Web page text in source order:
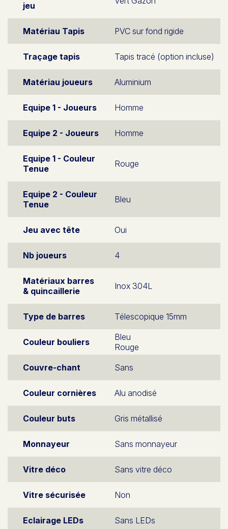
jeu
Matériau Tapis PVC sur fond rigide
Traçage tapis Tapis tracé (option incluse)
Matériau joueurs Aluminium
Equipe 1 - Joueurs Homme
Equipe 2 - Joueurs Homme
Equipe 1 - Couleur
Tenue
Rouge
Equipe 2 - Couleur
Tenue
Bleu
Jeu avec tête Oui
Nb joueurs 4
Matériaux barres
& quincaillerie
Inox 304L
Type de barres Télescopique 15mm
Couleur bouliers
Bleu
Rouge
Couvre-chant
Sans
Couleur cornières Alu anodisé
Couleur buts Gris métallisé
Monnayeur Sans monnayeur
Vitre déco Sans vitre déco
Vitre sécurisée Non
Eclairage LEDs Sans LEDs